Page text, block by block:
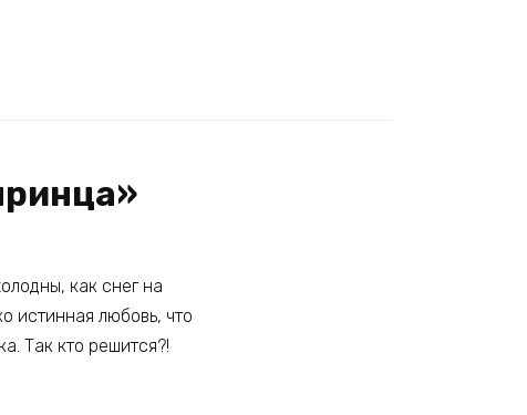
как снег на
истинная любовь, что
Так кто решится?!